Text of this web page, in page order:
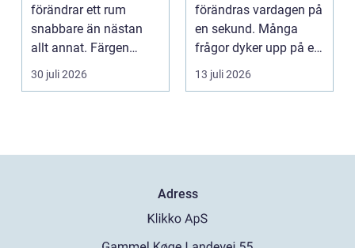
förändrar ett rum
snabbare än nästan
allt annat. Färgen
påverkar hur vi
upplever lju...
30 juli 2026
förändras vardagen på
en sekund. Många
frågor dyker upp på en
gång: Vad händer nu...
13 juli 2026
Adress